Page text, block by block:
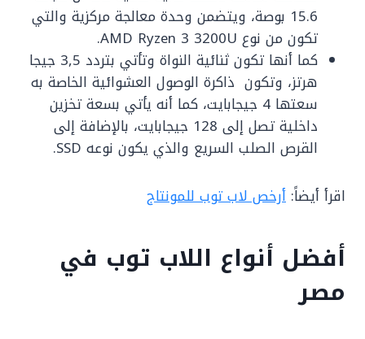
15.6 بوصة، ويتضمن ‏وحدة معالجة مركزية والتي
تكون من نوع AMD Ryzen 3 3200U.
‏كما أنها تكون ثنائية النواة وتأتي بتردد 3,5 جيجا
هرتز، وتكون ‏ ذاكرة الوصول العشوائية الخاصة به
سعتها 4 جيجابايت، ‏كما أنه يأتي بسعة تخزين
داخلية تصل إلى 128 جيجابايت، بالإضافة إلى
القرص الصلب السريع والذي يكون نوعه SSD.
اقرأ أيضاً: أرخص لاب توب للمونتاج
أفضل أنواع اللاب توب في
مصر